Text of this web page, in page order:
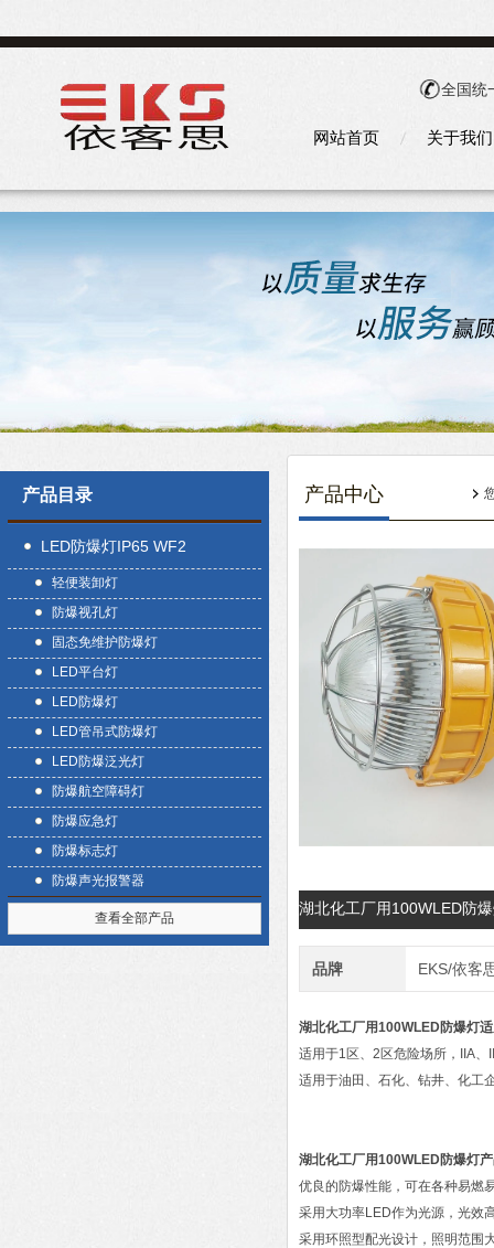
全国统
网站首页 关于我们
产品目录
LED防爆灯IP65 WF2
轻便装卸灯
防爆视孔灯
固态免维护防爆灯
LED平台灯
LED防爆灯
LED管吊式防爆灯
LED防爆泛光灯
防爆航空障碍灯
防爆应急灯
防爆标志灯
防爆声光报警器
查看全部产品
产品中心
湖北化工厂用100WLED防
品牌 EKS/依客
湖北化工厂用100WLED防爆灯
适用于1区、2区危险场所，IIA、
适用于油田、石化、钻井、化工
湖北化工厂用100WLED防爆灯
优良的防爆性能，可在各种易燃
采用大功率LED作为光源，光效
采用环照型配光设计，照明范围